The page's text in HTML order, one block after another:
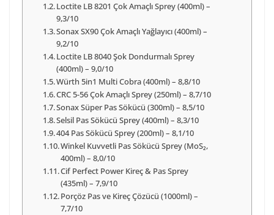
Loctite LB 8201 Çok Amaçlı Sprey (400ml) –
9,3/10
Sonax SX90 Çok Amaçlı Yağlayıcı (400ml) –
9,2/10
Loctite LB 8040 Şok Dondurmalı Sprey
(400ml) – 9,0/10
Würth 5in1 Multi Cobra (400ml) – 8,8/10
CRC 5-56 Çok Amaçlı Sprey (250ml) – 8,7/10
Sonax Süper Pas Sökücü (300ml) – 8,5/10
Selsil Pas Sökücü Sprey (400ml) – 8,3/10
404 Pas Sökücü Sprey (200ml) – 8,1/10
Winkel Kuvvetli Pas Sökücü Sprey (MoS₂,
400ml) – 8,0/10
Cif Perfect Power Kireç & Pas Sprey
(435ml) – 7,9/10
Porçöz Pas ve Kireç Çözücü (1000ml) –
7,7/10